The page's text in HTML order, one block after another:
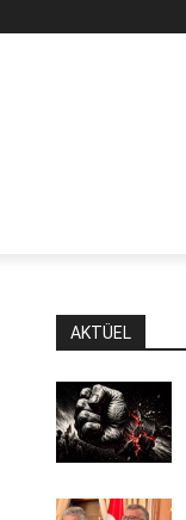
AKTÜEL